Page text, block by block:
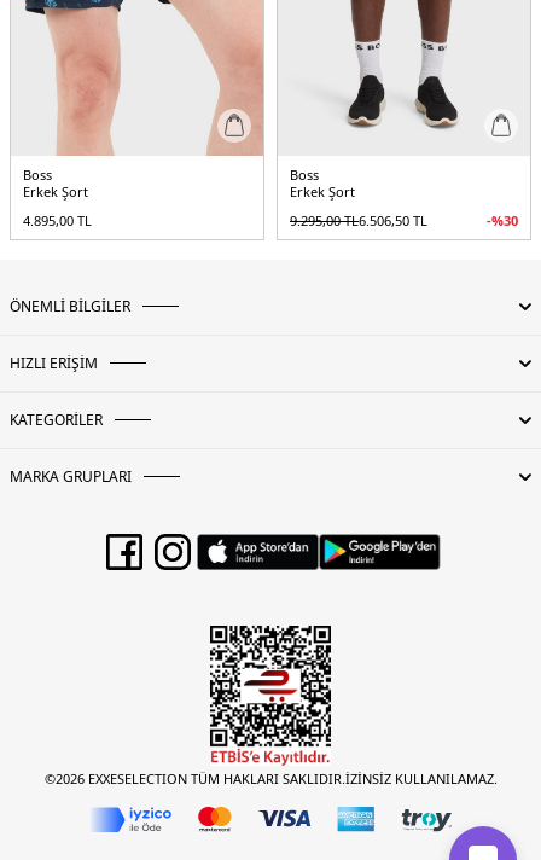
Boss
Erkek Şort
4.895,00 TL
Boss
Erkek Şort
9.295,00TL6.506,50 TL -%30
ÖNEMLİ BİLGİLER
HIZLI ERİŞİM
KATEGORİLER
MARKA GRUPLARI
©2026 EXXESELECTION TÜM HAKLARI SAKLIDIR.İZİNSİZ KULLANILAMAZ.